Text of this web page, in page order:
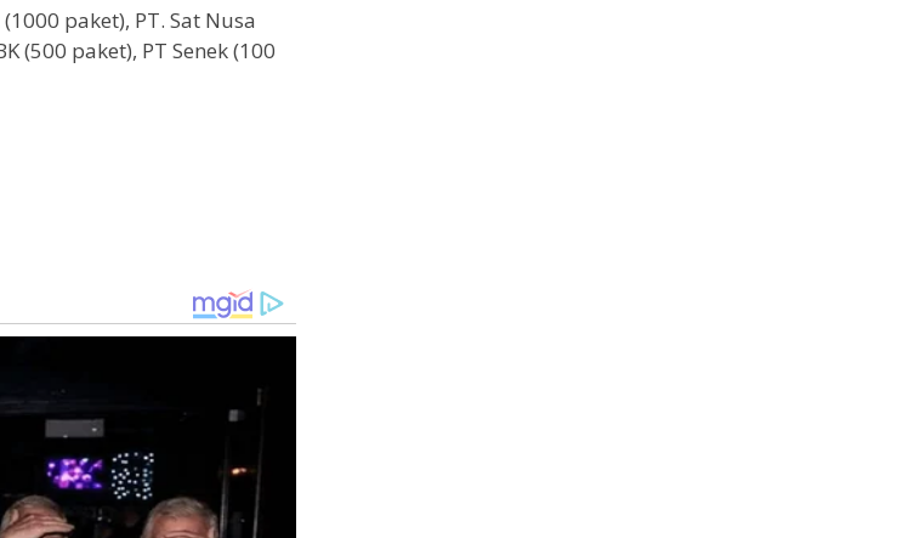
paket), PT. Sat Nusa
(500 paket), PT Senek (100